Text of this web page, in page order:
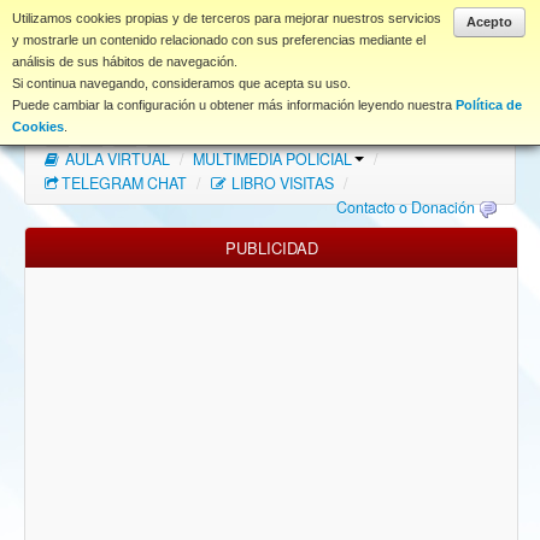
Acepto
Utilizamos cookies propias y de terceros para mejorar nuestros servicios
y mostrarle un contenido relacionado con sus preferencias mediante el
análisis de sus hábitos de navegación.
Si continua navegando, consideramos que acepta su uso.
Puede cambiar la configuración u obtener más información leyendo nuestra Política de
Cookies
www.coet.es
Portal
Índice Foros
FAQ
NORMAS FORO
Descargas
AULA VIRTUAL / MULTIMEDIA POLICIAL
/
TELEGRAM CHAT / LIBRO VISITAS /
Contacto o Donación
PUBLICIDAD